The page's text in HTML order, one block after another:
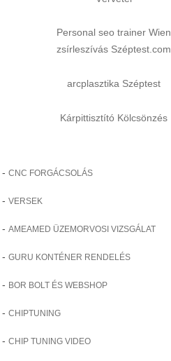
Personal seo trainer Wien
zsírleszívás Széptest.com
arcplasztika Széptest
Kárpittisztító Kölcsönzés
- CNC FORGÁCSOLÁS
- VERSEK
- AMEAMED ÜZEMORVOSI VIZSGÁLAT
- GURU KONTÉNER RENDELÉS
- BOR BOLT ÉS WEBSHOP
- CHIPTUNING
- CHIP TUNING VIDEO